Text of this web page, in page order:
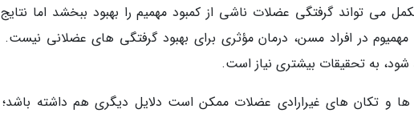
تواند گرفتگی عضلات ناشی از کمبود مهمیم را بهبود ببخشد اما
در افراد مسن، درمان مؤثری برای بهبود گرفتگی های عضلانی نیست.
شود، به تحقیقات بیشتری نیاز است.
ها و تکان های غیرارادی عضلات ممکن است دلایل دیگری هم داشته باشد؛